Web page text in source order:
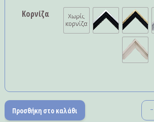
Κορνίζα
-
Προσθήκη στο καλάθι